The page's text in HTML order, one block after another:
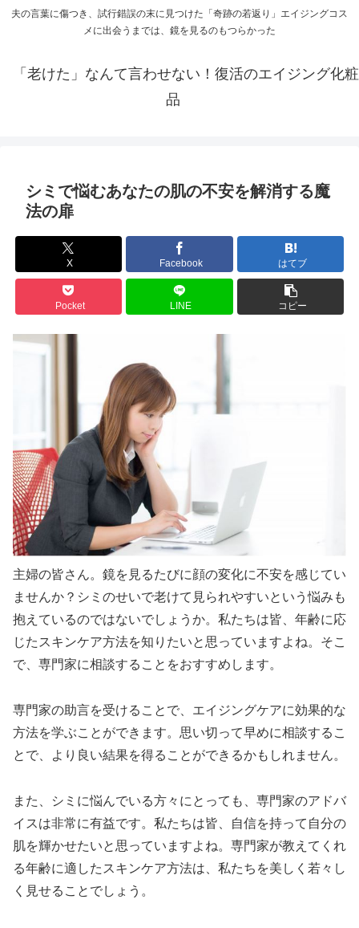
夫の言葉に傷つき、試行錯誤の末に見つけた「奇跡の若返り」エイジングコス
メに出会うまでは、鏡を見るのもつらかった
「老けた」なんて言わせない！復活のエイジング化粧
品
シミで悩むあなたの肌の不安を解消する魔
法の扉
X Facebook はてブ
Pocket LINE コピー
主婦の皆さん。鏡を見るたびに顔の変化に不安を感じてい
ませんか？シミのせいで老けて見られやすいという悩みも
抱えているのではないでしょうか。私たちは皆、年齢に応
じたスキンケア方法を知りたいと思っていますよね。そこ
で、専門家に相談することをおすすめします。
専門家の助言を受けることで、エイジングケアに効果的な
方法を学ぶことができます。思い切って早めに相談するこ
とで、より良い結果を得ることができるかもしれません。
また、シミに悩んでいる方々にとっても、専門家のアドバ
イスは非常に有益です。私たちは皆、自信を持って自分の
肌を輝かせたいと思っていますよね。専門家が教えてくれ
る年齢に適したスキンケア方法は、私たちを美しく若々し
く見せることでしょう。